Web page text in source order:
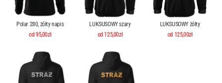
Polar 280, żółty napis
od 95,00zł
LUKSUSOWY szary
od 125,00zł
LUKSUSOWY żółty
od 125,00zł